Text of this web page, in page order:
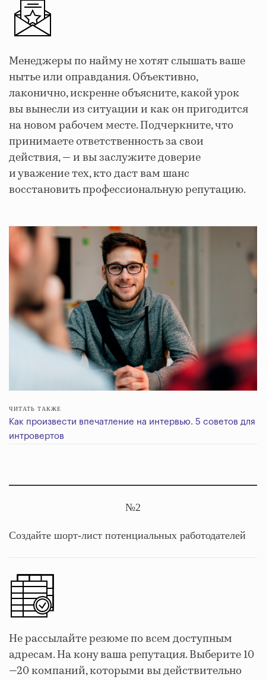
Менеджеры по найму не хотят слышать ваше
нытье или оправдания. Объективно,
лаконично, искренне объясните, какой урок
вы вынесли из ситуации и как он пригодится
на новом рабочем месте. Подчеркните, что
принимаете ответственность за свои
действия, — и вы заслужите доверие
и уважение тех, кто даст вам шанс
восстановить профессиональную репутацию.
ЧИТАТЬ ТАКЖЕ
Как произвести впечатление на интервью. 5 советов для
интровертов
№2
Создайте шорт-лист потенциальных работодателей
Не рассылайте резюме по всем доступным
адресам. На кону ваша репутация. Выберите 10
—20 компаний, которыми вы действительно